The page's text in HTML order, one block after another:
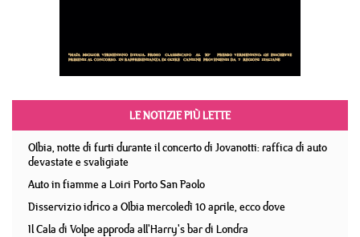
LE NOTIZIE PIÙ LETTE
Olbia, notte di furti durante il concerto di Jovanotti: raffica di auto
devastate e svaligiate
Auto in fiamme a Loiri Porto San Paolo
Disservizio idrico a Olbia mercoledì 10 aprile, ecco dove
Il Cala di Volpe approda all'Harry's bar di Londra